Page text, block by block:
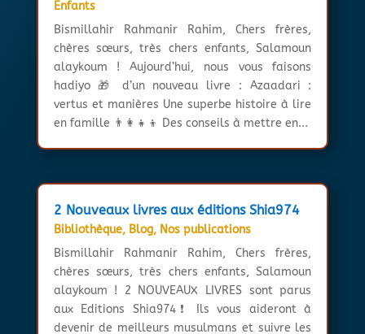
Enfants
Bismillahir Rahmanir Rahim, Chers frères,
chères sœurs, très chers enfants, Salamoun
alaykoum ! Aujourd’hui, nous vous faisons
hadiyo 🎁 d’un nouveau livre : Azaadari :
vertus et manières Une superbe histoire à lire
en famille 👨‍👩‍👧‍👦 Des conseils à mettre en...
2 Nouveaux livres aux éditions Shia974
Bibliothèque, Blog, Nos publications
Bismillahir Rahmanir Rahim, Chers frères,
chères sœurs, très chers enfants, Salamoun
alaykoum ! 2 NOUVEAUX LIVRES sont parus
aux Editions Shia974❗ Ils vous aideront à
devenir de meilleurs musulmans et suivre les